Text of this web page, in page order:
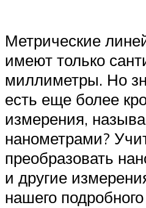
Метрические
имеют только
миллиметры. Но
есть еще более
измерения,
нанометрами?
преобразовать
и другие
нашего